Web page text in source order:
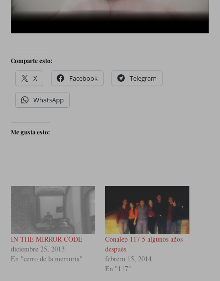
Comparte esto:
X Facebook Telegram
WhatsApp
Me gusta esto:
IN THE MIRROR CODE
diciembre 25, 2013
En "cerro de la memoria"
Conalep 117 5 algunos años
después
febrero 15, 2014
En "117"